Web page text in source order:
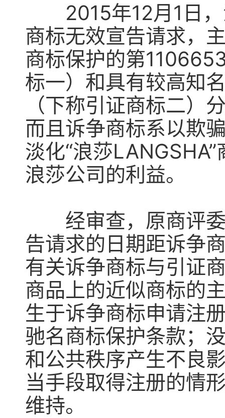
2015年12月1日，
商标无效宣告请求，
商标保护的第
标一）和具有较高知
（下称引证商标二）
而且诉争商标系以欺
淡化“浪莎
浪莎公司的利益。
经审查，原商评委
告请求的日期距诉争
有关诉争商标与引证
商品上的近似商标的
生于诉争商标申请注
驰名商标保护条款；
和公共秩序产生不良
当手段取得注册的情
维持。